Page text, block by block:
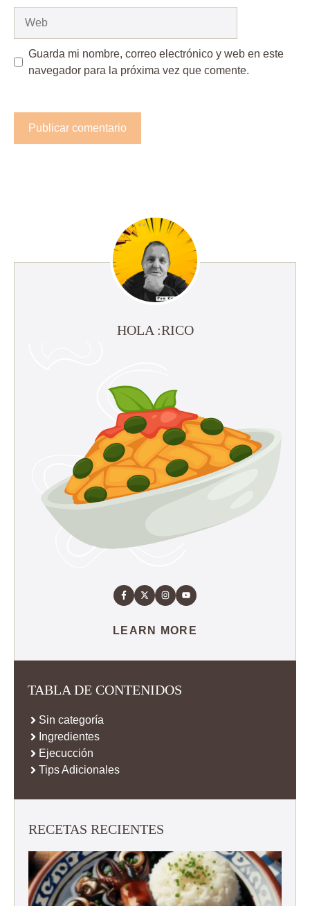
Guarda mi nombre, correo electrónico y web en este
navegador para la próxima vez que comente.
HOLA :RICO
LEARN MORE
TABLA DE CONTENIDOS
Sin categoría
Ingredientes
Ejecucción
Tips Adicionales
RECETAS RECIENTES